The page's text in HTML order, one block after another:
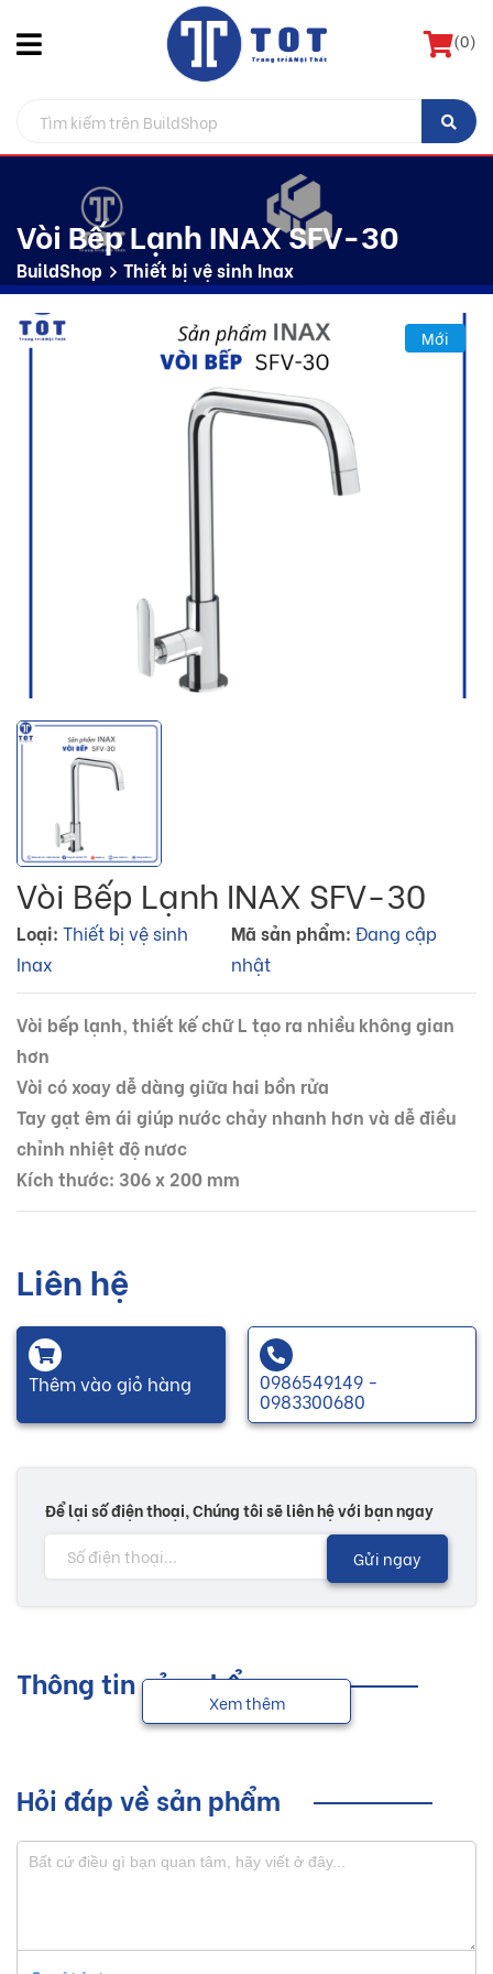
(0)
Vòi Bếp Lạnh INAX SFV-30
BuildShop Thiết bị vệ sinh Inax
Mới
Vòi Bếp Lạnh INAX SFV-30
Loại: Thiết bị vệ sinh
Inax
Mã sản phẩm: Đang cập
nhật
Vòi bếp lạnh, thiết kế chữ L tạo ra nhiều không gian
hơn
Vòi có xoay dễ dàng giữa hai bồn rửa
Tay gạt êm ái giúp nước chảy nhanh hơn và dễ điều
chỉnh nhiệt độ nươc
Kích thước: 306 x 200 mm
Liên hệ
Thêm vào giỏ hàng 0986549149 -
0983300680
Để lại số điện thoại, Chúng tôi sẽ liên hệ với bạn ngay
Gửi ngay
Thông tin sản phẩm
Xem thêm
Hỏi đáp về sản phẩm